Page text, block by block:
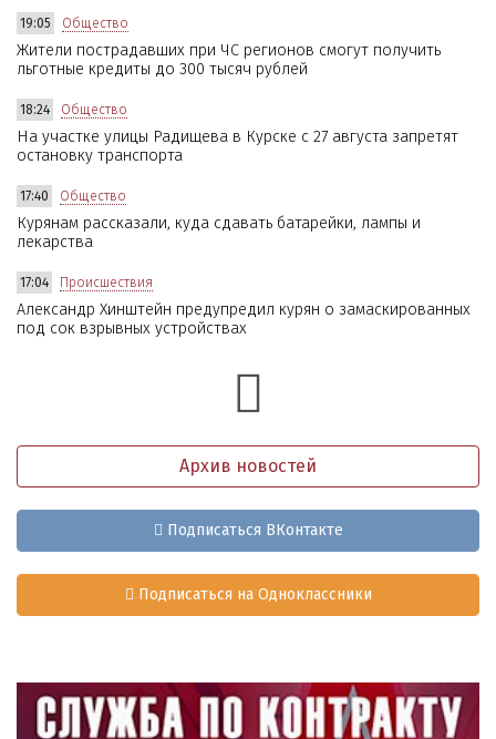
19:05 Общество
Жители пострадавших при ЧС регионов смогут получить
льготные кредиты до 300 тысяч рублей
18:24 Общество
На участке улицы Радищева в Курске с 27 августа запретят
остановку транспорта
17:40 Общество
Курянам рассказали, куда сдавать батарейки, лампы и
лекарства
17:04 Происшествия
Александр Хинштейн предупредил курян о замаскированных
под сок взрывных устройствах
Архив новостей
Подписаться ВКонтакте
Подписаться на Одноклассники